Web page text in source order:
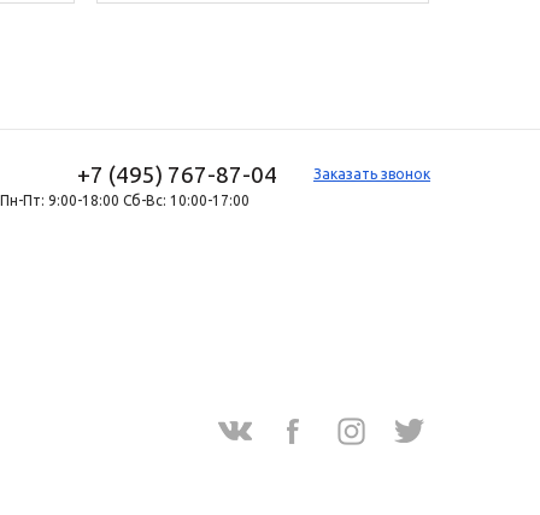
+7 (495) 767-87-04
Заказать звонок
Пн-Пт: 9:00-18:00 Сб-Вс: 10:00-17:00